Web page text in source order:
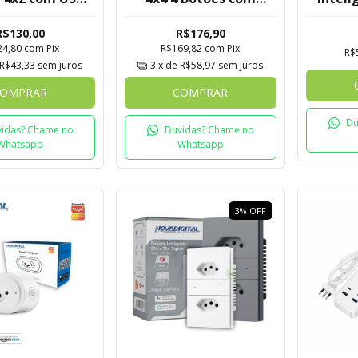
Tuyacom Pix
R$43,33 sem juros
Chame no
Soft Touch
Novadigital Tuya
R$176,90
R$169,82 com Pix
3 x de R$58,97 sem juros
COMPRAR
Duvidas? Chame no
Whatsapp
3% OFF